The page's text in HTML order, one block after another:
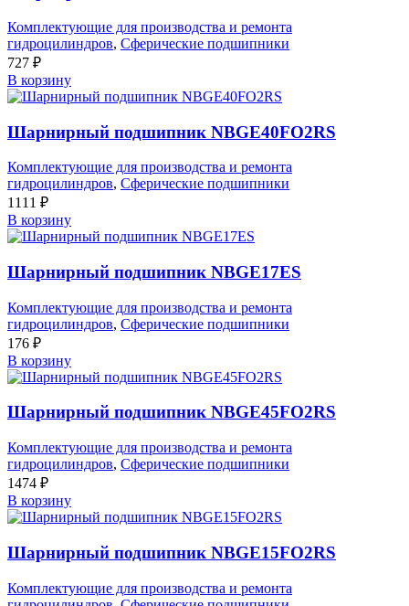
Комплектующие для производства и ремонта
гидроцилиндров, Сферические подшипники
727 ₽
В корзину
Шарнирный подшипник NBGE40FO2RS
Комплектующие для производства и ремонта
гидроцилиндров, Сферические подшипники
1111 ₽
В корзину
Шарнирный подшипник NBGE17ES
Комплектующие для производства и ремонта
гидроцилиндров, Сферические подшипники
176 ₽
В корзину
Шарнирный подшипник NBGE45FO2RS
Комплектующие для производства и ремонта
гидроцилиндров, Сферические подшипники
1474 ₽
В корзину
Шарнирный подшипник NBGE15FO2RS
Комплектующие для производства и ремонта